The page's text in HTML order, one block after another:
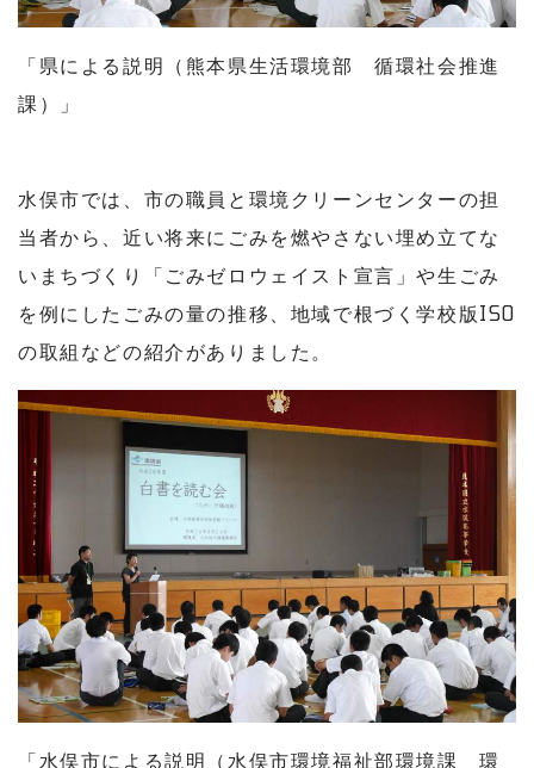
「県による説明（熊本県生活環境部 循環社会推進
課）」
水俣市では、市の職員と環境クリーンセンターの担
当者から、近い将来にごみを燃やさない埋め立てな
いまちづくり「ごみゼロウェイスト宣言」や生ごみ
を例にしたごみの量の推移、地域で根づく学校版ISO
の取組などの紹介がありました。
「水俣市による説明（水俣市環境福祉部環境課 環